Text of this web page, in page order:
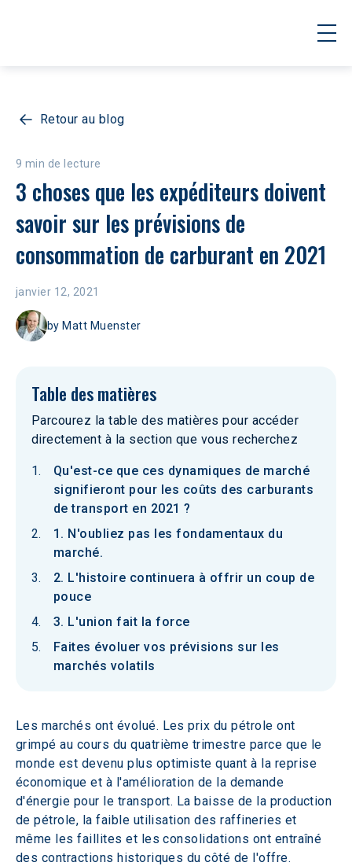
Retour au blog
9 min de lecture
3 choses que les expéditeurs doivent
savoir sur les prévisions de
consommation de carburant en 2021
janvier 12, 2021
by Matt Muenster
Table des matières
Parcourez la table des matières pour accéder
directement à la section que vous recherchez
Qu'est-ce que ces dynamiques de marché
signifieront pour les coûts des carburants
de transport en 2021 ?
1. N'oubliez pas les fondamentaux du
marché.
2. L'histoire continuera à offrir un coup de
pouce
3. L'union fait la force
Faites évoluer vos prévisions sur les
marchés volatils
Les marchés ont évolué. Les prix du pétrole ont
grimpé au cours du quatrième trimestre parce que le
monde est devenu plus optimiste quant à la reprise
économique et à l'amélioration de la demande
d'énergie pour le transport. La baisse de la production
de pétrole, la faible utilisation des raffineries et
même les faillites et les consolidations ont entraîné
des contractions historiques du côté de l'offre.